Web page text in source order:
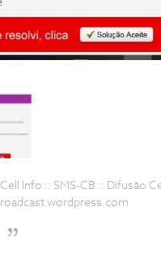
Info :: SMS-CB :: Difusão